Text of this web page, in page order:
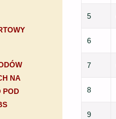
5
6
7
8
9
NA
POD